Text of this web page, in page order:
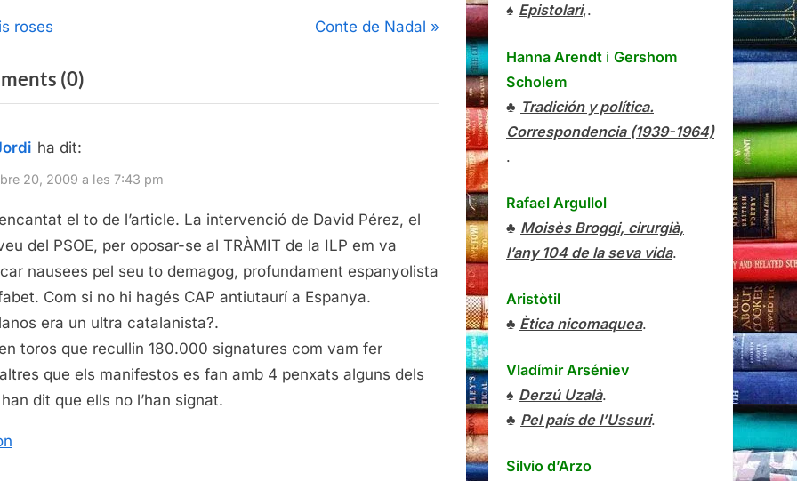
roses
N
t
Conte de Nadal
(0)
“Curses
llibertat”
ha dit:
20, 2009 a les 7:43 pm
encantat el to de l’article. La intervenció de David Pérez, el
del PSOE, per oposar-se al TRÀMIT de la ILP em va
nausees pel seu to demagog, profundament espanyolista
Com si no hi hagés CAP antiutaurí a Espanya.
era un ultra catalanista?.
toros que recullin 180.000 signatures com vam fer
que els manifestos es fan amb 4 penxats alguns dels
dit que ells no l’han signat.
♠ Epistolari,.
Hanna Arendt i Gershom
Scholem
♣ Tradición y política.
Correspondencia (1939-1964)
.
Rafael Argullol
♣ Moisès Broggi, cirurgià,
l’any 104 de la seva vida.
Aristòtil
♣ Ètica nicomaquea.
Vladímir Arséniev
♠ Derzú Uzalà.
♣ Pel país de l’Ussuri.
Silvio d’Arzo